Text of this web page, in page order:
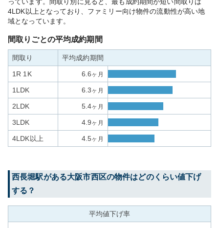
4LDK以上となっており、ファミリー向け物件の流動性が高い地
域となっています。
間取りごとの平均成約期間
間取り 平均成約期間
1R 1K 6.6ヶ月
1LDK 6.3ヶ月
2LDK 5.4ヶ月
3LDK 4.9ヶ月
4LDK以上 4.5ヶ月
西長堀駅がある大阪市西区の物件はどのくらい値下げ
する？
平均値下げ率